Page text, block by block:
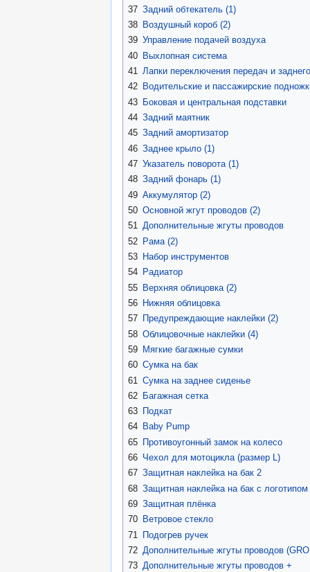
37 Задний обтекатель (1)
38 Воздушный короб (2)
39 Управление подачей воздуха
40 Выхлопная система
41
Лапки переключения передач и
42 Водительские и пассажирские
43 Боковая и центральная подставки
44 Задний маятник
45 Задний амортизатор
46 Заднее крыло (1)
47 Указатель поворота (1)
48 Задний фонарь (1)
49 Аккумулятор (2)
50 Основной жгут проводов (2)
51 Дополнительные жгуты проводов
52 Рама (2)
53 Набор инструментов
54 Радиатор
55 Верхняя облицовка (2)
56 Нижняя облицовка
57 Предупреждающие наклейки (2)
58 Облицовочные наклейки (4)
59 Мягкие багажные сумки
60 Сумка на бак
61 Сумка на заднее сиденье
62 Багажная сетка
63 Подкат
64 Baby Pump
65 Противоугонный замок на колесо
66 Чехол для мотоцикла (размер L)
67 Защитная наклейка на бак 2
68 Защитная наклейка на бак с логотипом
69 Защитная плёнка
70 Ветровое стекло
71
Подогрев ручек
72 Дополнительные жгуты проводов
73 Дополнительные жгуты проводов +